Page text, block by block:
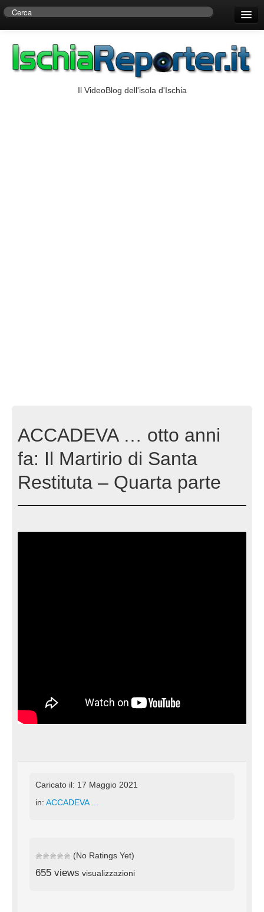
Centro di Ricerche Storiche D’Ambra
Il VideoBlog dell'isola d'Ischia
ACCADEVA … otto anni
fa: Il Martirio di Santa
Restituta – Quarta parte
Caricato il: 17 Maggio 2021
in: ACCADEVA ...
(No Ratings Yet)
655 views visualizzazioni